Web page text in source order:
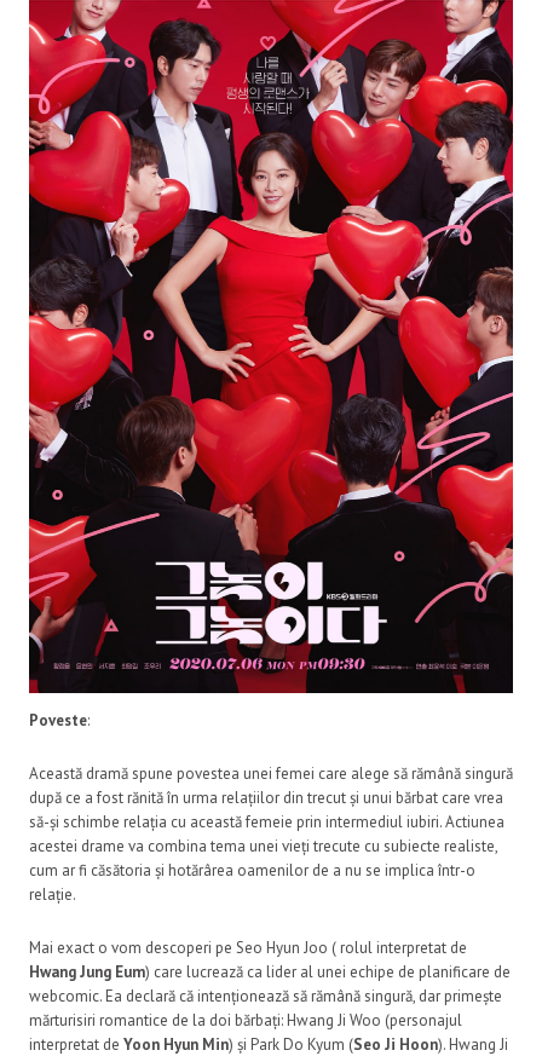
Poveste:
Această dramă spune povestea unei femei care alege să rămână singură
după ce a fost rănită în urma relațiilor din trecut și unui bărbat care vrea
să-și schimbe relația cu această femeie prin intermediul iubiri. Actiunea
acestei drame va combina tema unei vieți trecute cu subiecte realiste,
cum ar fi căsătoria și hotărârea oamenilor de a nu se implica într-o
relație.
Mai exact o vom descoperi pe Seo Hyun Joo ( rolul interpretat de
Hwang Jung Eum) care lucrează ca lider al unei echipe de planificare de
webcomic. Ea declară că intenționează să rămână singură, dar primește
mărturisiri romantice de la doi bărbați: Hwang Ji Woo (personajul
interpretat de Yoon Hyun Min) și Park Do Kyum (Seo Ji Hoon). Hwang Ji